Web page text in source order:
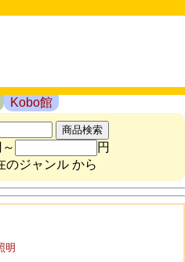
Kobo館
円
のジャンル から
明